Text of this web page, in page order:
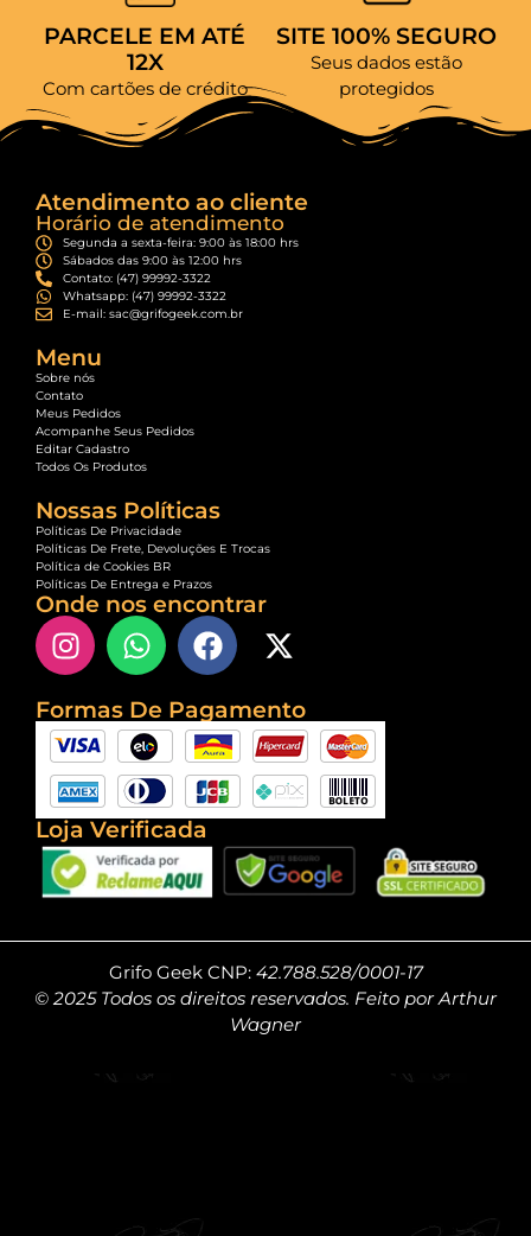
PARCELE EM ATÉ
12X
Com cartões de crédito
SITE 100% SEGURO
Seus dados estão
protegidos
Atendimento ao cliente
Horário de atendimento
Segunda a sexta-feira: 9:00 às 18:00 hrs
Sábados das 9:00 às 12:00 hrs
Contato: (47) 99992-3322
Whatsapp: (47) 99992-3322
E-mail: sac@grifogeek.com.br
Menu
Sobre nós
Contato
Meus Pedidos
Acompanhe Seus Pedidos
Editar Cadastro
Todos Os Produtos
Nossas Políticas
Políticas De Privacidade
Políticas De Frete, Devoluções E Trocas
Política de Cookies BR
Políticas De Entrega e Prazos
Onde nos encontrar
Formas De Pagamento
Loja Verificada
Grifo Geek CNP: 42.788.528/0001-17
© 2025 Todos os direitos reservados. Feito por Arthur
Wagner